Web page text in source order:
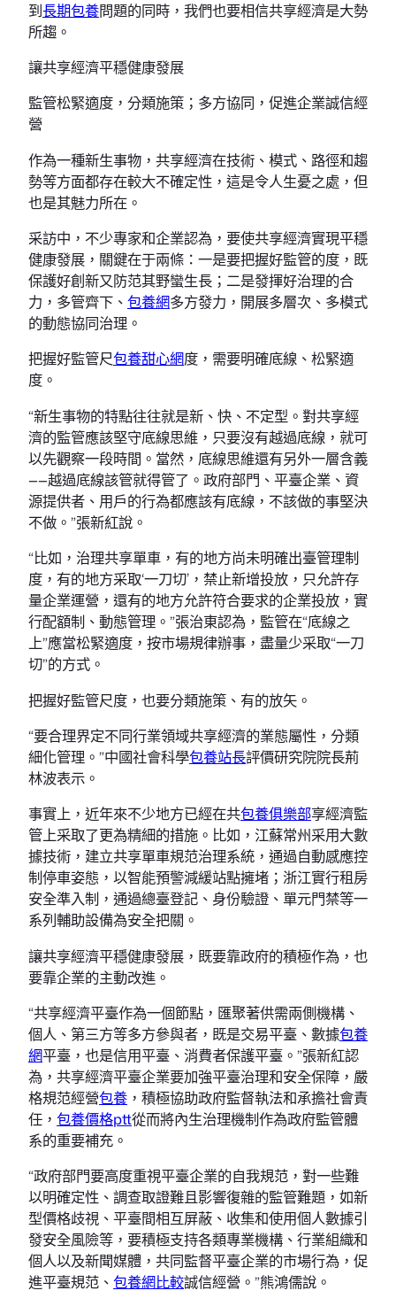
到長期包養問題的同時，我們也要相信共享經濟是大勢
所趨。
讓共享經濟平穩健康發展
監管松緊適度，分類施策；多方協同，促進企業誠信經
營
作為一種新生事物，共享經濟在技術、模式、路徑和趨
勢等方面都存在較大不確定性，這是令人生憂之處，但
也是其魅力所在。
采訪中，不少專家和企業認為，要使共享經濟實現平穩
健康發展，關鍵在于兩條：一是要把握好監管的度，既
保護好創新又防范其野蠻生長；二是發揮好治理的合
力，多管齊下、 包養網多方發力，開展多層次、多模式
的動態協同治理。
把握好監管尺包養甜心網度，需要明確底線、松緊適
度。
“新生事物的特點往往就是新、快、不定型。對共享經
濟的監管應該堅守底線思維，只要沒有越過底線，就可
以先觀察一段時間。當然，底線思維還有另外一層含義
——越過底線該管就得管了。政府部門、平臺企業、資
源提供者、用戶的行為都應該有底線，不該做的事堅決
不做。”張新紅說。
“比如，治理共享單車，有的地方尚未明確出臺管理制
度，有的地方采取‘一刀切’，禁止新增投放，只允許存
量企業運營，還有的地方允許符合要求的企業投放，實
行配額制、動態管理。”張治東認為，監管在“底線之
上”應當松緊適度，按市場規律辦事，盡量少采取“一刀
切”的方式。
把握好監管尺度，也要分類施策、有的放矢。
“要合理界定不同行業領域共享經濟的業態屬性，分類
細化管理。”中國社會科學包養站長評價研究院院長荊
林波表示。
事實上，近年來不少地方已經在共包養俱樂部享經濟監
管上采取了更為精細的措施。比如，江蘇常州采用大數
據技術，建立共享單車規范治理系統，通過自動感應控
制停車姿態，以智能預警減緩站點擁堵；浙江實行租房
安全準入制，通過總臺登記、身份驗證、單元門禁等一
系列輔助設備為安全把關。
讓共享經濟平穩健康發展，既要靠政府的積極作為，也
要靠企業的主動改進。
“共享經濟平臺作為一個節點，匯聚著供需兩側機構、
個人、第三方等多方參與者，既是交易平臺、數據包養
網平臺，也是信用平臺、消費者保護平臺。”張新紅認
為，共享經濟平臺企業要加強平臺治理和安全保障，嚴
格規范經營包養 ，積極協助政府監督執法和承擔社會責
任， 包養價格ptt從而將內生治理機制作為政府監管體
系的重要補充。
“政府部門要高度重視平臺企業的自我規范，對一些難
以明確定性、調查取證難且影響復雜的監管難題，如新
型價格歧視、平臺間相互屏蔽、收集和使用個人數據引
發安全風險等，要積極支持各類專業機構、行業組織和
個人以及新聞媒體，共同監督平臺企業的市場行為，促
進平臺規范、 包養網比較誠信經營。”熊鴻儒說。